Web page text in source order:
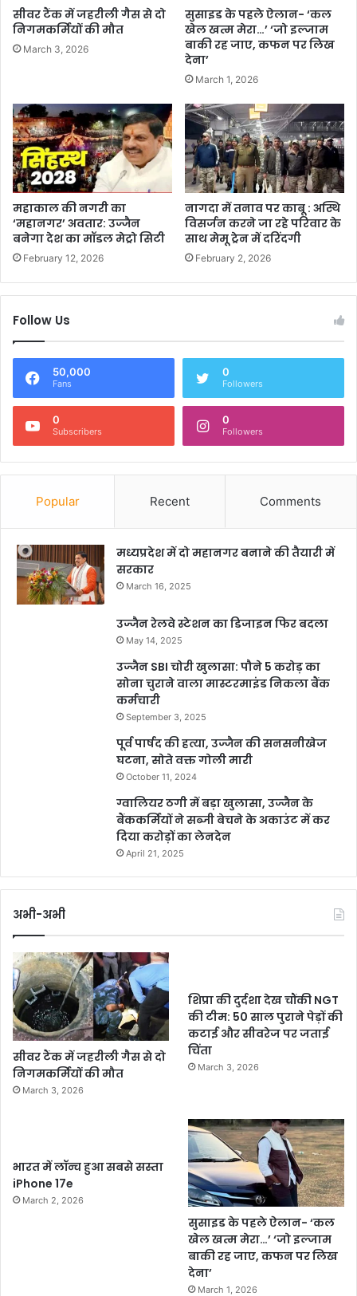
सीवर टैंक में जहरीली गैस से दो
निगमकर्मियों की मौत
March 3, 2026
सुसाइड के पहले ऐलान- ‘कल
खेल खत्म मेरा…’ ‘जो इल्जाम
बाकी रह जाए, कफन पर लिख
देना’
March 1, 2026
महाकाल की नगरी का
‘महानगर’ अवतार: उज्जैन
बनेगा देश का मॉडल मेट्रो सिटी
February 12, 2026
नागदा में तनाव पर काबू : अस्थि
विसर्जन करने जा रहे परिवार के
साथ मेमू ट्रेन में दरिंदगी
February 2, 2026
Follow Us
50,000
Fans
0
Followers
0
Subscribers
0
Followers
Popular Recent Comments
मध्यप्रदेश में दो महानगर बनाने की तैयारी में
सरकार
March 16, 2025
उज्जैन रेलवे स्टेशन का डिजाइन फिर बदला
May 14, 2025
उज्जैन SBI चोरी खुलासा: पौने 5 करोड़ का
सोना चुराने वाला मास्टरमाइंड निकला बैंक
कर्मचारी
September 3, 2025
पूर्व पार्षद की हत्या, उज्जैन की सनसनीखेज
घटना, सोते वक्त गोली मारी
October 11, 2024
ग्वालियर ठगी में बड़ा खुलासा, उज्जैन के
बैंककर्मियों ने सब्जी बेचने के अकाउंट में कर
दिया करोड़ों का लेनदेन
April 21, 2025
अभी-अभी
सीवर टैंक में जहरीली गैस से दो
निगमकर्मियों की मौत
March 3, 2026
शिप्रा की दुर्दशा देख चौंकी NGT
की टीम: 50 साल पुराने पेड़ों की
कटाई और सीवरेज पर जताई
चिंता
March 3, 2026
भारत में लॉन्च हुआ सबसे सस्ता
iPhone 17e
March 2, 2026
सुसाइड के पहले ऐलान- ‘कल
खेल खत्म मेरा…’ ‘जो इल्जाम
बाकी रह जाए, कफन पर लिख
देना’
March 1, 2026